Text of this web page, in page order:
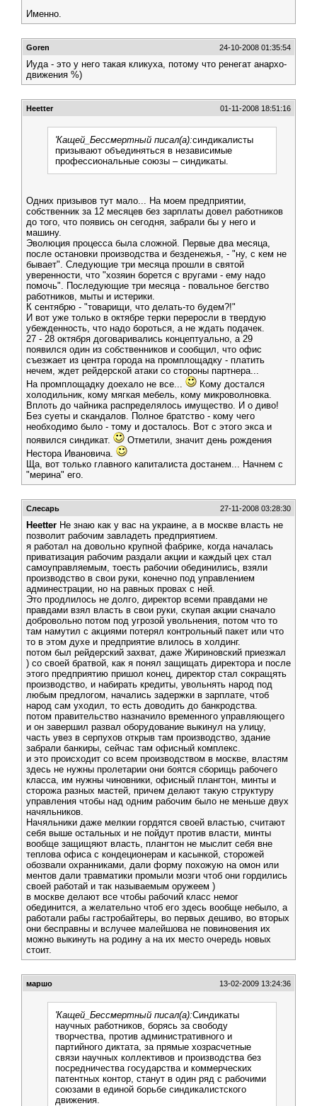
Именно.
Goren 24-10-2008 01:35:54
Иуда - это у него такая кликуха, потому что ренегат анархо-
движения %)
Heetter 01-11-2008 18:51:16
'Кащей_Бессмертный писал(а):синдикалисты
призывают объединяться в независимые
профессиональные союзы – синдикаты.
Одних призывов тут мало... На моем предприятии,
собственник за 12 месяцев без зарплаты довел работников
до того, что появись он сегодня, забрали бы у него и
машину.
Эволюция процесса была сложной. Первые два месяца,
после остановки производства и безденежья, - "ну, с кем не
бывает". Следующие три месяца прошли в святой
уверенности, что "хозяин борется с вругами - ему надо
помочь". Последующие три месяца - повальное бегство
работников, мыты и истерики.
К сентябрю - "товарищи, что делать-то будем?!"
И вот уже только в октябре терки переросли в твердую
убежденность, что надо бороться, а не ждать подачек.
27 - 28 октября договаривались концептуально, а 29
появился один из собственников и сообщил, что офис
съезжает из центра города на промплощадку - платить
нечем, ждет рейдерской атаки со стороны партнера...
На промплощадку доехало не все...
Кому достался
холодильник, кому мягкая мебель, кому микроволновка.
Вплоть до чайника распределялось имущество. И о диво!
Без суеты и скандалов. Полное братство - кому чего
необходимо было - тому и досталось. Вот с этого экса и
появился синдикат.
Отметили, значит день рождения
Нестора Ивановича.
Ща, вот только главного капиталиста достанем... Начнем с
"мерина" его.
Слесарь 27-11-2008 03:28:30
Heetter Не знаю как у вас на украине, а в москве власть не
позволит рабочим завладеть предприятием.
я работал на довольно крупной фабрике, когда началась
приватизация рабочим раздали акции и каждый цех стал
самоуправляемым, тоесть рабочии обединились, взяли
производство в свои руки, конечно под управлением
админестрации, но на равных провах с ней.
Это продлилось не долго, директор всеми правдами не
правдами взял власть в свои руки, скупая акции сначало
добровольно потом под угрозой увольнения, потом что то
там намутил с акциями потерял контрольный пакет или что
то в этом духе и предприятие влилось в холдинг.
потом был рейдерский захват, даже Жириновский приезжал
) со своей братвой, как я понял защищать директора и после
этого предприятию пришол конец, директор стал сокращять
производство, и набирать кредиты, увольнять народ под
любым предлогом, начались задержки в зарплате, чтоб
народ сам уходил, то есть доводить до банкродства.
потом правительство назначило временного управляющего
и он завершил развал оборудование выкинул на улицу,
часть увез в серпухов открыв там производство, здание
забрали банкиры, сейчас там офисный комплекс.
и это происходит со всем производством в москве, властям
здесь не нужны пролетарии они боятся сборищь рабочего
класса, им нужны чиновники, офисный плангтон, минты и
сторожа разных мастей, причем делают такую структуру
управления чтобы над одним рабочим было не меньше двух
начяльников.
Начяльники даже мелкии гордятся своей властью, считают
себя выше остальных и не пойдут против власти, минты
вообще защищяют власть, плангтон не мыслит себя вне
теплова офиса с кондеционерам и касынкой, сторожей
обозвали охранниками, дали форму похожую на омон или
ментов дали травматики промыли мозги чтоб они гордились
своей работай и так называемым оружеем )
в москве делают все чтобы рабочий класс немог
обединится, а желательно чтоб его здесь вообще небыло, а
работали рабы гастробайтеры, во первых дешиво, во вторых
они бесправны и вслучее малейшова не повиновения их
можно выкинуть на родину а на их место очередь новых
стоит.
маршо 13-02-2009 13:24:36
'Кащей_Бессмертный писал(а):Синдикаты
научных работников, борясь за свободу
творчества, против административного и
партийного диктата, за прямые хозрасчетные
связи научных коллективов и производства без
посредничества государства и коммерческих
патентных контор, станут в один ряд с рабочими
союзами в единой борьбе синдикалистского
движения.